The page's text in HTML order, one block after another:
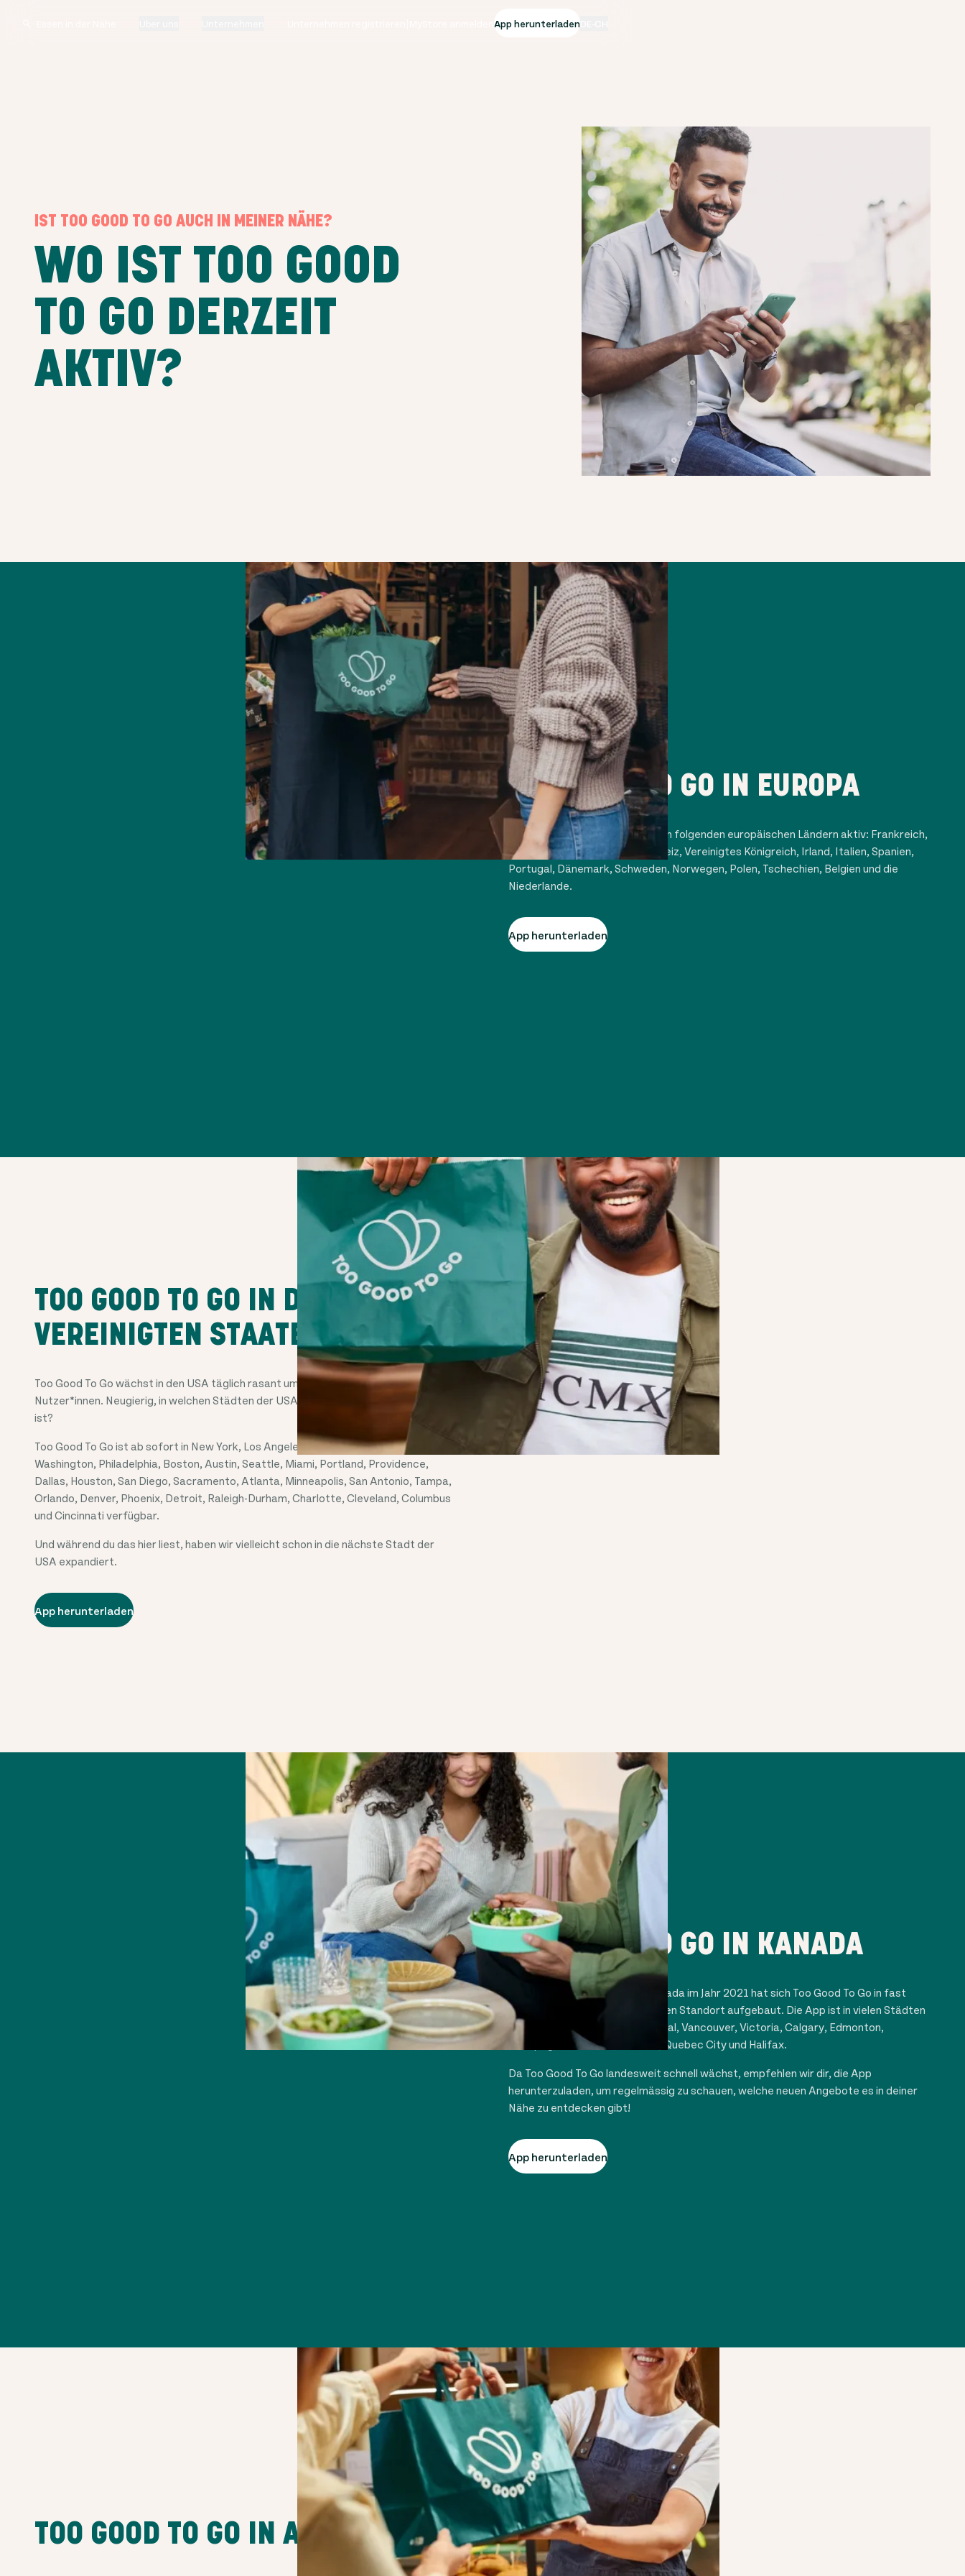
App herunterladen
IST TOO GOOD TO GO AUCH IN MEINER NÄHE?
WO IST TOO GOOD
TO GO DERZEIT
AKTIV?
TOO GOOD TO GO IN EUROPA
Too Good To Go ist derzeit in den folgenden europäischen Ländern aktiv: Frankreich,
Deutschland, Österreich, Schweiz, Vereinigtes Königreich, Irland, Italien, Spanien,
Portugal, Dänemark, Schweden, Norwegen, Polen, Tschechien, Belgien und die
Niederlande.
App herunterladen
TOO GOOD TO GO IN DEN
VEREINIGTEN STAATEN
Too Good To Go wächst in den USA täglich rasant um neue Partner und
Nutzer*innen. Neugierig, in welchen Städten der USA Too Good To Go bereits aktiv
ist?
Too Good To Go ist ab sofort in New York, Los Angeles, San Francisco, Chicago,
Washington, Philadelphia, Boston, Austin, Seattle, Miami, Portland, Providence,
Dallas, Houston, San Diego, Sacramento, Atlanta, Minneapolis, San Antonio, Tampa,
Orlando, Denver, Phoenix, Detroit, Raleigh-Durham, Charlotte, Cleveland, Columbus
und Cincinnati verfügbar.
Und während du das hier liest, haben wir vielleicht schon in die nächste Stadt der
USA expandiert.
App herunterladen
TOO GOOD TO GO IN KANADA
Seit der Markteinführung in Kanada im Jahr 2021 hat sich Too Good To Go in fast
allen kanadischen Provinzen einen Standort aufgebaut. Die App ist in vielen Städten
aktiv, darunter Toronto, Montreal, Vancouver, Victoria, Calgary, Edmonton,
Winnipeg, Saskatoon, Ottawa, Quebec City und Halifax.
Da Too Good To Go landesweit schnell wächst, empfehlen wir dir, die App
herunterzuladen, um regelmässig zu schauen, welche neuen Angebote es in deiner
Nähe zu entdecken gibt!
App herunterladen
TOO GOOD TO GO IN AUSTRALIEN